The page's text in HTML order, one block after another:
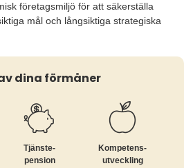
företagsmiljö för att säkerställa
mål och långsiktiga strategiska
dina förmåner
Tjänste­
pension
Kompetens­
utveckling